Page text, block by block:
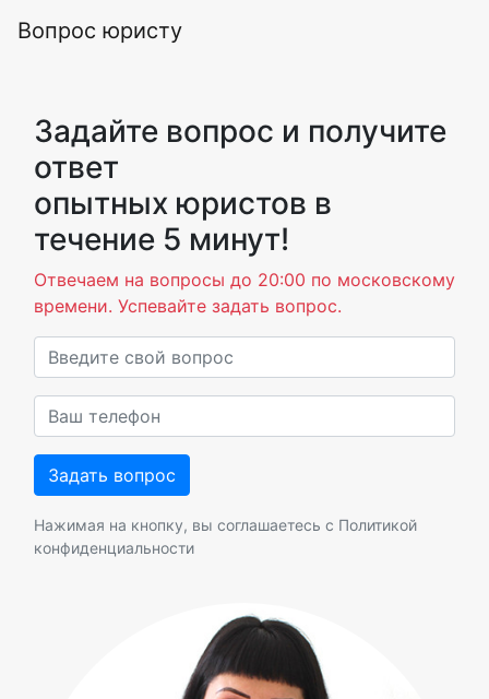
Вопрос юристу
Задайте вопрос и получите
ответ
опытных юристов в
течение 5 минут!
Отвечаем на вопросы до 20:00 по московскому
времени. Успевайте задать вопрос.
Нажимая на кнопку, вы соглашаетесь с Политикой
конфиденциальности